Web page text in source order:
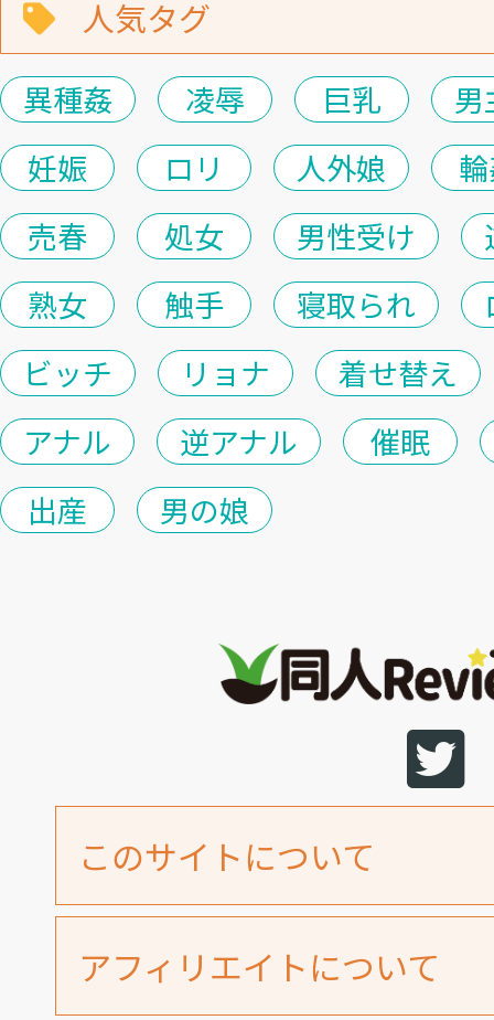
人気タグ
異種姦 凌辱 巨乳
男
妊娠
ロリ 人外娘
売春
処女 男性受け
熟女
触手 寝取られ
ビッチ
リョナ
着せ替え
アナル
逆アナル
催眠
出産
男の娘
このサイトについて
アフィリエイトについて